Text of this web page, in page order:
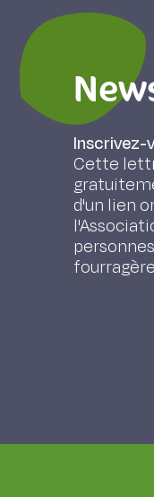
Inscrivez-
Cette
d'un lien